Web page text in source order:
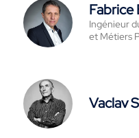
Fabrice
Ingénieur
et Métiers
Vaclav